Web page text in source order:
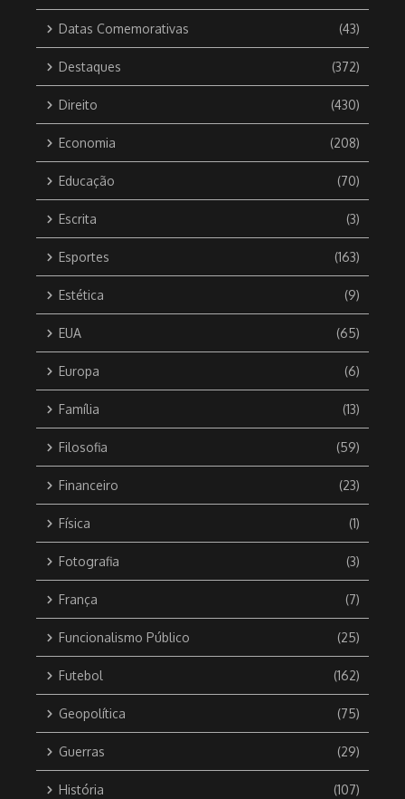
Datas Comemorativas (43)
Destaques (372)
Direito (430)
Economia (208)
Educação (70)
Escrita (3)
Esportes (163)
Estética (9)
EUA (65)
Europa (6)
Família (13)
Filosofia (59)
Financeiro (23)
Física (1)
Fotografia (3)
França (7)
Funcionalismo Público (25)
Futebol (162)
Geopolítica (75)
Guerras (29)
História (107)